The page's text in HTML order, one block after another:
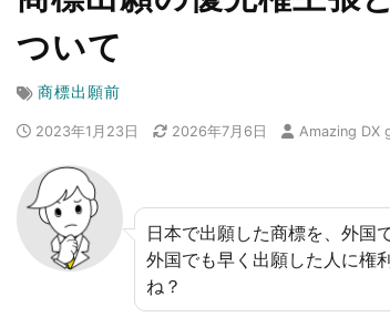
ついて
商標出願前
2023年1月23日 2026年7月6日 Amazing DX
日本で出願した商標を、外国
外国でも早く出願した人に権
ね？